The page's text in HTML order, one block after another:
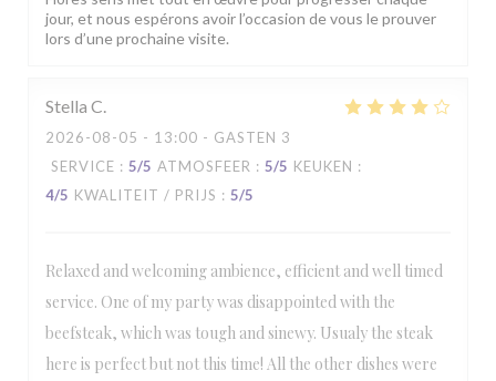
jour, et nous espérons avoir l’occasion de vous le prouver
lors d’une prochaine visite.
Stella C
2026-08-05 - 13:00 - GASTEN 3
SERVICE : 5/5 ATMOSFEER : 5/5 KEUKEN :
4/5 KWALITEIT / PRIJS : 5/5
Relaxed and welcoming ambience, efficient and well timed
service. One of my party was disappointed with the
beefsteak, which was tough and sinewy. Usualy the steak
here is perfect but not this time! All the other dishes were